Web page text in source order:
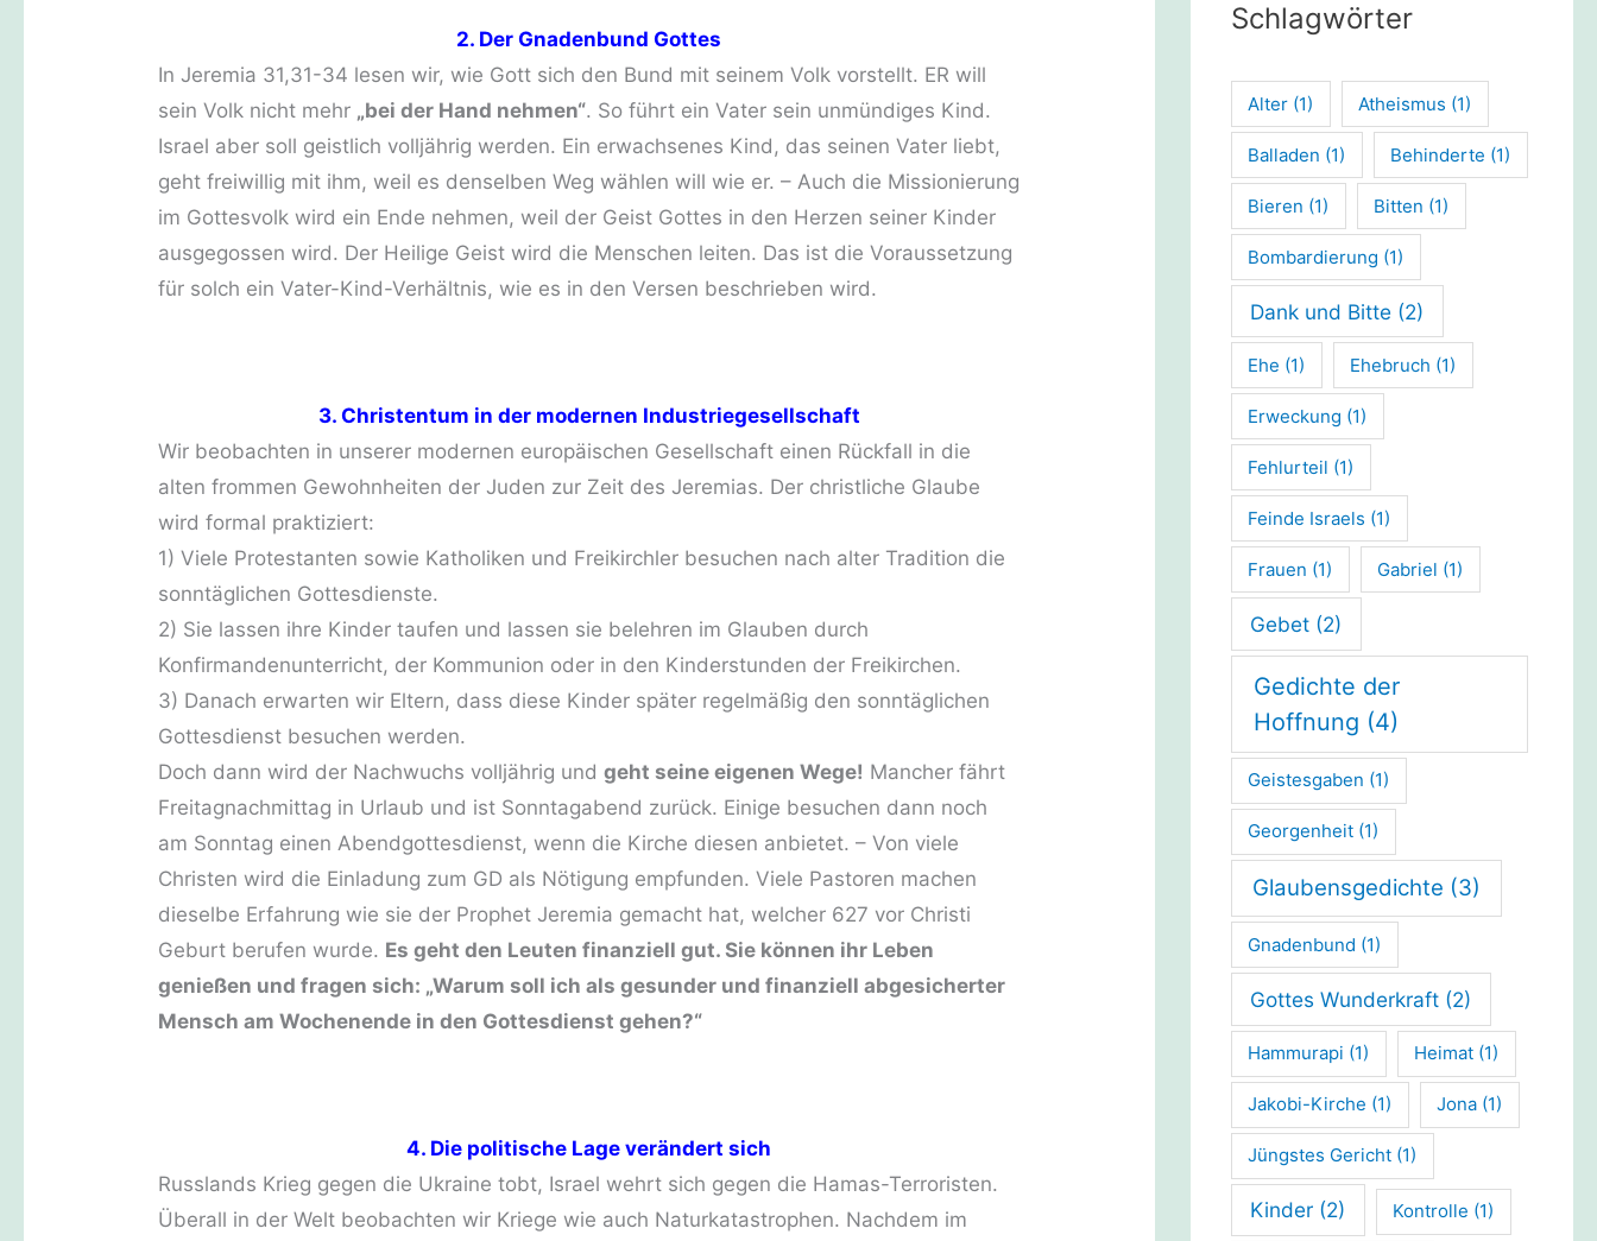
2. Der Gnadenbund Gottes
In Jeremia 31,31-34 lesen wir, wie Gott sich den Bund mit seinem Volk vorstellt. ER will
sein Volk nicht mehr „bei der Hand nehmen“. So führt ein Vater sein unmündiges Kind.
Israel aber soll geistlich volljährig werden. Ein erwachsenes Kind, das seinen Vater liebt,
geht freiwillig mit ihm, weil es denselben Weg wählen will wie er. – Auch die Missionierung
im Gottesvolk wird ein Ende nehmen, weil der Geist Gottes in den Herzen seiner Kinder
ausgegossen wird. Der Heilige Geist wird die Menschen leiten. Das ist die Voraussetzung
für solch ein Vater-Kind-Verhältnis, wie es in den Versen beschrieben wird.
3. Christentum in der modernen Industriegesellschaft
Wir beobachten in unserer modernen europäischen Gesellschaft einen Rückfall in die
alten frommen Gewohnheiten der Juden zur Zeit des Jeremias. Der christliche Glaube
wird formal praktiziert:
1) Viele Protestanten sowie Katholiken und Freikirchler besuchen nach alter Tradition die
sonntäglichen Gottesdienste.
2) Sie lassen ihre Kinder taufen und lassen sie belehren im Glauben durch
Konfirmandenunterricht, der Kommunion oder in den Kinderstunden der Freikirchen.
3) Danach erwarten wir Eltern, dass diese Kinder später regelmäßig den sonntäglichen
Gottesdienst besuchen werden.
Doch dann wird der Nachwuchs volljährig undgeht seine eigenen Wege! Mancher fährt
Freitagnachmittag in Urlaub und ist Sonntagabend zurück. Einige besuchen dann noch
am Sonntag einen Abendgottesdienst, wenn die Kirche diesen anbietet. – Von viele
Christen wird die Einladung zum GD als Nötigung empfunden. Viele Pastoren machen
dieselbe Erfahrung wie sie der Prophet Jeremia gemacht hat, welcher 627 vor Christi
Geburt berufen wurde. Es geht den Leuten finanziell gut. Sie können ihr Leben
genießen und fragen sich: „Warum soll ich als gesunder und finanziell abgesicherter
Mensch am Wochenende in den Gottesdienst gehen?“
4. Die politische Lage verändert sich
Russlands Krieg gegen die Ukraine tobt, Israel wehrt sich gegen die Hamas-Terroristen.
Überall in der Welt beobachten wir Kriege wie auch Naturkatastrophen. Nachdem im
Schlagwörter
Alter (1) Atheismus (1)
Balladen (1) Behinderte (1)
Bieren (1) Bitten (1)
Bombardierung (1)
Dank und Bitte (2)
Ehe (1) Ehebruch (1)
Erweckung (1)
Fehlurteil (1)
Feinde Israels (1)
Frauen (1) Gabriel (1)
Gebet (2)
Gedichte der
Hoffnung (4)
Geistesgaben (1)
Georgenheit (1)
Glaubensgedichte (3)
Gnadenbund (1)
Gottes Wunderkraft (2)
Hammurapi (1) Heimat (1)
Jakobi-Kirche (1) Jona (1)
Jüngstes Gericht (1)
Kinder (2) Kontrolle (1)